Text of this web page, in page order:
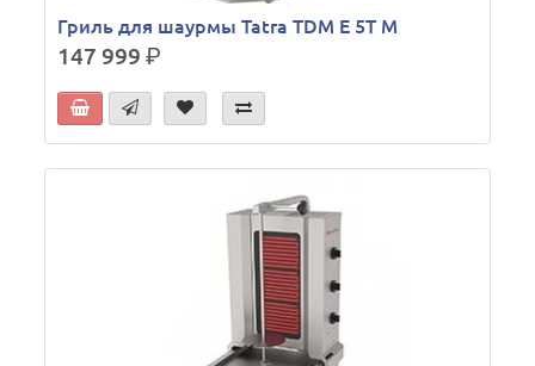
Гриль для шаурмы Tatra TDM E 5T M
147 999р.